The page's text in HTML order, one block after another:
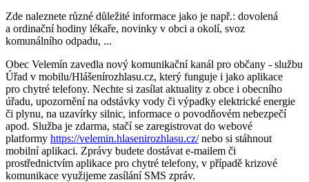
Zde naleznete různé důležité informace jako je např.: dovolená
a ordinační hodiny lékaře, novinky v obci a okolí, svoz
komunálního odpadu, ...
Obec Velemín zavedla nový komunikační kanál pro občany - službu
Úřad v mobilu/Hlášenírozhlasu.cz, který funguje i jako aplikace
pro chytré telefony. Nechte si zasílat aktuality z obce i obecního
úřadu, upozornění na odstávky vody či výpadky elektrické energie
či plynu, na uzavírky silnic, informace o povodňovém nebezpečí
apod. Služba je zdarma, stačí se zaregistrovat do webové
platformy https://velemin.hlasenirozhlasu.cz/nebo si stáhnout
mobilní aplikaci. Zprávy budete dostávat e-mailem či
prostřednictvím aplikace pro chytré telefony, v případě krizové
komunikace využijeme zasílání SMS zpráv.